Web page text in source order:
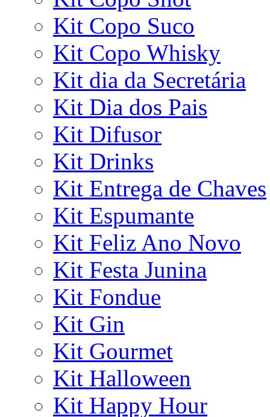
Kit Copo Suco
Kit Copo Whisky
Kit dia da Secretária
Kit Dia dos Pais
Kit Difusor
Kit Drinks
Kit Entrega de Chaves
Kit Espumante
Kit Feliz Ano Novo
Kit Festa Junina
Kit Fondue
Kit Gin
Kit Gourmet
Kit Halloween
Kit Happy Hour